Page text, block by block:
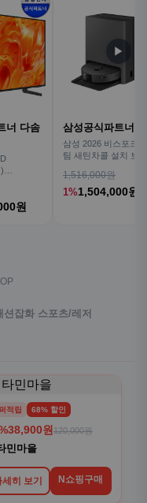
너 다솜
원
삼성공식파트너
삼성 2026 비스포크
팀 새틴차콜 설치 보
1,516,000원
1%1,504,000원
▶
션잡화 스포츠/레저
적립 68% 할인
38,900원 120,000원
민마을
세히 보기 N쇼핑구매